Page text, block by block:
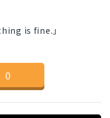
is fine.」
0